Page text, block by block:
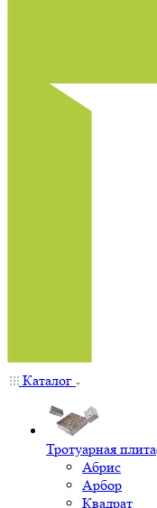
Каталог
Тротуарная плита
Абрис
Арбор
Квадрат